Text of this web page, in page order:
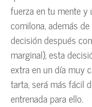
fuerza en tu mente
comilona, además
decisión después
marginal), esta
extra en un día muy
tarta, será más fácil
entrenada para ello.